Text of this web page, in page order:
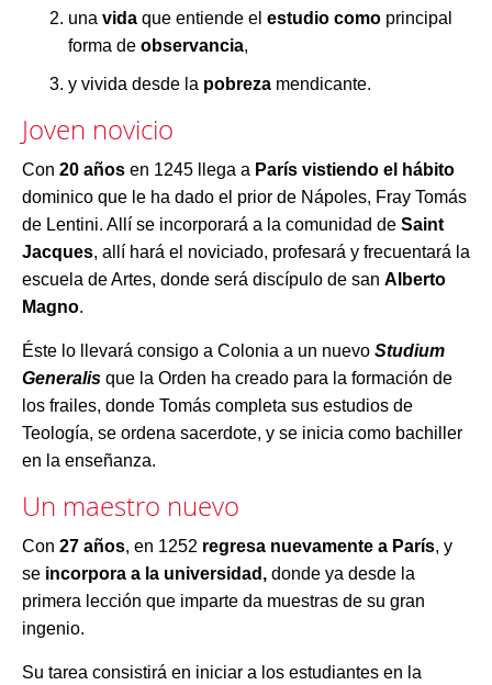
una vida que entiende el estudio como principal
forma de observancia,
y vivida desde la pobreza mendicante.
Joven novicio
Con 20 años en 1245 llega a París vistiendo el hábito
dominico que le ha dado el prior de Nápoles, Fray Tomás
de Lentini. Allí se incorporará a la comunidad de Saint
Jacques, allí hará el noviciado, profesará y frecuentará la
escuela de Artes, donde será discípulo de san Alberto
Magno.
Éste lo llevará consigo a Colonia a un nuevo Studium
Generalis que la Orden ha creado para la formación de
los frailes, donde Tomás completa sus estudios de
Teología, se ordena sacerdote, y se inicia como bachiller
en la enseñanza.
Un maestro nuevo
Con 27 años, en 1252 regresa nuevamente a París, y
se incorpora a la universidad, donde ya desde la
primera lección que imparte da muestras de su gran
ingenio.
Su tarea consistirá en iniciar a los estudiantes en la